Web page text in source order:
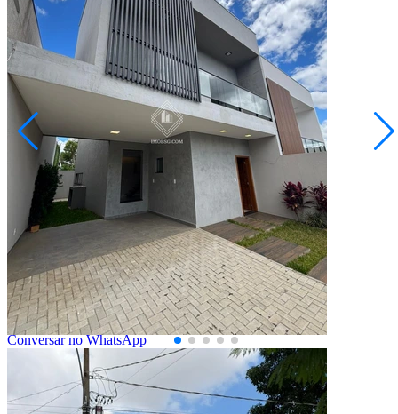
Estrela
R$ 600.000,00
R$ 580.000,00
Sobrado 3 Suítes - Jardim América
Ponta Grossa/PR
2073279.001
Quartos
3Suítes
1Vaga
117,00Área Privativa (m²)
Conversar no WhatsApp